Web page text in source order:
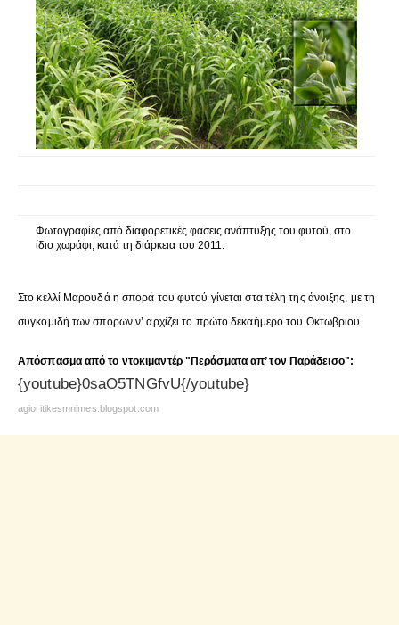
Φωτογραφίες από διαφορετικές φάσεις ανάπτυξης του φυτού, στο
ίδιο χωράφι, κατά τη διάρκεια του 2011.
Στο κελλί Μαρουδά η σπορά του φυτού γίνεται στα τέλη της άνοιξης, με τη
συγκομιδή των σπόρων ν’ αρχίζει το πρώτο δεκαήμερο του Οκτωβρίου.
Απόσπασμα από το ντοκιμαντέρ "Περάσματα απ’ τον Παράδεισο":
{youtube}0saO5TNGfvU{/youtube}
agioritikesmnimes.blogspot.com